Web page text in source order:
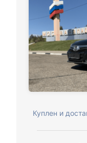
Куплен и